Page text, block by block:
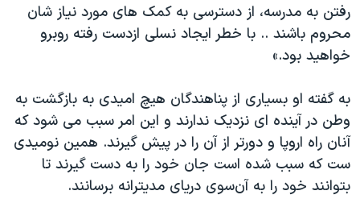
رفتن به مدرسه، از دسترسی به کمک های مورد نیاز شان
محروم باشند .. با خطر ایجاد نسلی ازدست رفته روبرو
خواهید بود.»
به گفته او بسیاری از پناهندگان هیچ امیدی به بازگشت به
وطن در آینده ای نزدیک ندارند و این امر سبب می شود که
آنان راه اروپا و دورتر از آن را در پیش گیرند. همین نومیدی
ست که سبب شده است جان خود را به دست گیرند تا
بتوانند خود را به آن‌سوی دریای مدیترانه برسانند.